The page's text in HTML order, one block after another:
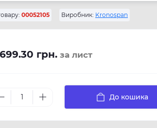
00052105 Виробник: Kronospan
грн. за лист
До кошика